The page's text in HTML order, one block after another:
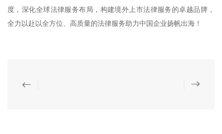
度，深化全球法律服务布局，构建境外上市法律服务的卓越品牌，
全力以赴以全方位、高质量的法律服务助力中国企业扬帆出海！